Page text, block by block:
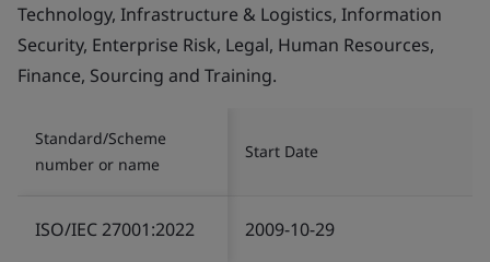
Technology, Infrastructure & Logistics, Information
Security, Enterprise Risk, Legal, Human Resources,
Finance, Sourcing and Training.
Standard/Scheme
number or name
Start Date
ISO/IEC 27001:2022 2009-10-29